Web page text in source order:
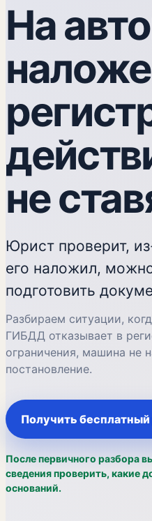
На
не
Юрист проверит,
его наложил,
подготовить
Разбираем ситуации,
ГИБДД отказывает в
ограничения, машина не
постановление.
Получить бесплатный
После первичного разбора
сведения проверить, какие
оснований.